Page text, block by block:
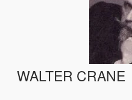
WALTER CRANE